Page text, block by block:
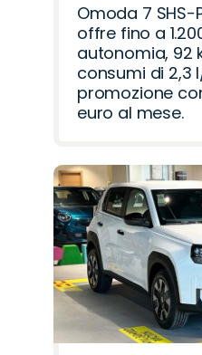
Omoda 7 SHS-
offre fino a
autonomia, 92
consumi di 2,3
promozione
euro al mese.